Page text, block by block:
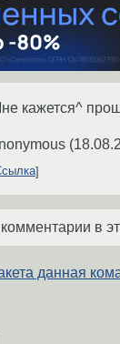
кажется^
(
в
данная